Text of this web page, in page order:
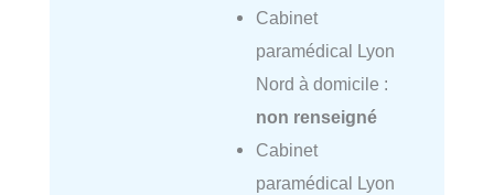
Cabinet
paramédical Lyon
Nord à domicile :
non renseigné
Cabinet
paramédical Lyon